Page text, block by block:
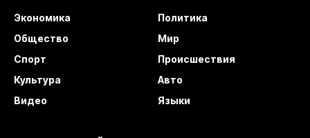
Экономика
Политика
Общество
Мир
Спорт
Происшествия
Культура
Авто
Видео
Языки